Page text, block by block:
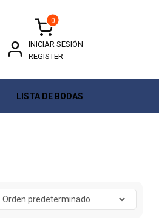
0
INICIAR SESIÓN
REGISTER
LISTA DE BODAS